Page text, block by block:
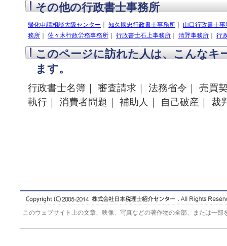
その他の行政書士事務所
帰化申請相談大阪センター 知久國忠行政書士事務所
山口行政書士事
務所
佐々木行政労務事務所 行政書士石上事務所 清野事務所 行
このページに訪れた人は、こんなキ
ます。
行政書士名簿｜ 審査請求｜ 法務省令｜ 売買
執行｜ 消費者問題｜ 補助人｜ 自己破産｜ 裁
このウェブサイト上の文章、映像、写真などの著作物の全部、または一